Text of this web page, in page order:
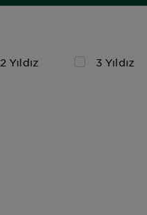
2 Yıldız 3 Yıldız